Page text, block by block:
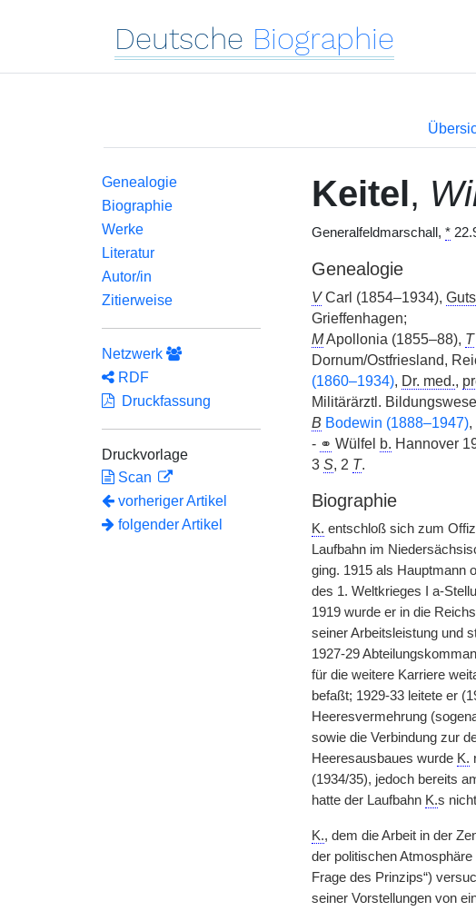
Deutsche Biographie
Genealogie
Biographie
Werke
Literatur
Autor/in
Zitierweise
Netzwerk
RDF
Druckfassung
Druckvorlage
Scan
vorheriger Artikel
folgender Artikel
Keitel,
Generalfeldmarschall, *
Genealogie
VCarl (1854–1934),
Grieffenhagen;
MApollonia (1855–88), T
Dornum/Ostfriesland,
(1860–1934), Dr. med.,
Militärärztl.
B Bodewin (1888–1947),
- ⚭ Wülfel b. Hannover
3 S, 2 T.
Biographie
K. entschloß sich zum
Laufbahn im
ging. 1915 als Hauptmann
des 1. Weltkrieges I a-
1919 wurde er in die
seiner Arbeitsleistung und
1927-29
für die weitere Karriere
befaßt; 1929-33 leitete er
Heeresvermehrung
sowie die Verbindung zur
Heeresausbaues wurde K.
(1934/35), jedoch bereits
hatte der Laufbahn K.s
K., dem die Arbeit in der
der politischen
Frage des Prinzips“)
seiner Vorstellungen von